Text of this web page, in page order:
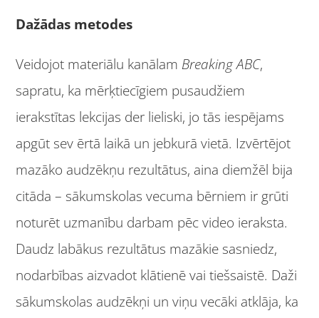
Dažādas metodes
Veidojot materiālu kanālam Breaking ABC,
sapratu, ka mērķtiecīgiem pusaudžiem
ierakstītas lekcijas der lieliski, jo tās iespējams
apgūt sev ērtā laikā un jebkurā vietā. Izvērtējot
mazāko audzēkņu rezultātus, aina diemžēl bija
citāda – sākumskolas vecuma bērniem ir grūti
noturēt uzmanību darbam pēc video ieraksta.
Daudz labākus rezultātus mazākie sasniedz,
nodarbības aizvadot klātienē vai tiešsaistē. Daži
sākumskolas audzēkņi un viņu vecāki atklāja, ka